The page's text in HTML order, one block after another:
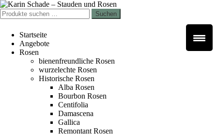
Zur
Navigation
springen
Zum
Inhalt
springen
Suchen
nach:
Suchen
Startseite
Angebote
Rosen
bienenfreundliche Rosen
wurzelechte Rosen
Historische Rosen
Alba Rosen
Bourbon Rosen
Centifolia
Damascena
Gallica
Remontant Rosen